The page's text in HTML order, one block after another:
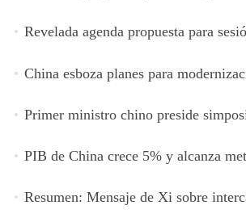
Revelada agenda propuesta para
China esboza planes para
Primer ministro chino preside
PIB de China crece 5% y alcanza
Resumen: Mensaje de Xi sobre